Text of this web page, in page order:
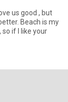
Beach is my
if I like your